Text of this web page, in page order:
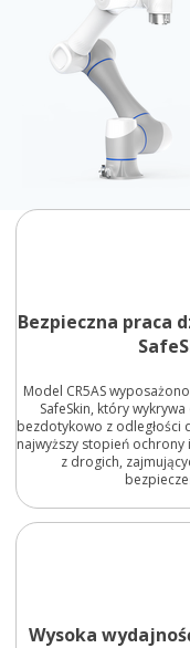
Bezpieczna praca
Model CR5AS
SafeSkin, który
bezdotykowo z odległości
najwyższy stopień ochrony
z drogich,
Wysoka